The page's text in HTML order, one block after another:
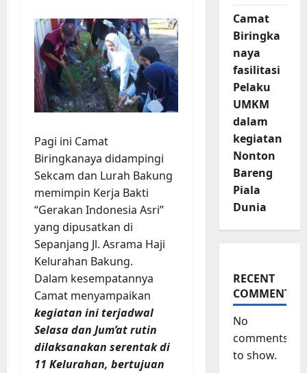
Pagi ini Camat
Biringkanaya didampingi
Sekcam dan Lurah Bakung
memimpin Kerja Bakti
“Gerakan Indonesia Asri”
yang dipusatkan di
Sepanjang Jl. Asrama Haji
Kelurahan Bakung.
Dalam kesempatannya
Camat menyampaikan
kegiatan ini terjadwal
Selasa dan Jum’at rutin
dilaksanakan serentak di
11 Kelurahan, bertujuan
Camat
Biringka
naya
fasilitasi
Pelaku
UMKM
dalam
kegiatan
Nonton
Bareng
Piala
Dunia
RECENT
COMMENTS
No
comments
to show.